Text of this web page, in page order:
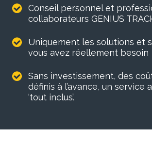
Conseil personnel et
collaborateurs GENIUS
Uniquement les solutions et
vous avez réellement besoin
Sans investissement, des
définis à l’avance, un service
‘tout inclus’.